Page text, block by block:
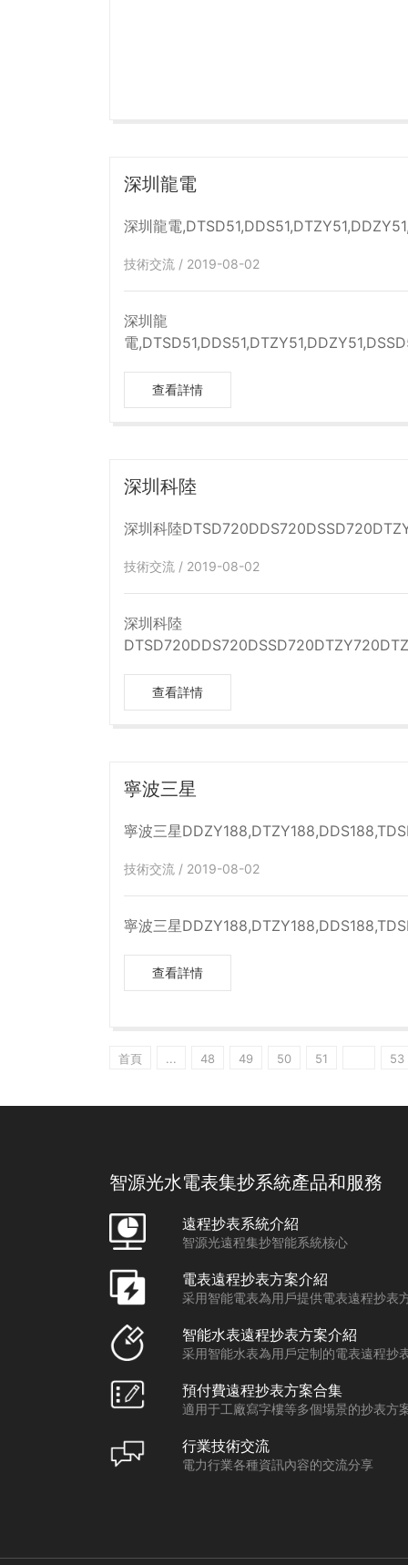
深圳龍電
技術交流 / 2019-08-02
深圳龍
電
查看詳情
深圳科陸
技術交流 / 2019-08-02
深圳科陸
查看詳情
寧波三星
寧波三星
技術交流 / 2019-08-02
寧波三星
查看詳情
首頁 ... 48 49 50 51 53
智源光水電表集抄系統產品和服務
遠程抄表系統介紹
智源光遠程集抄智能系統核心
電表遠程抄表方案介紹
采用智能電表為用戶提供電表遠程抄表
智能水表遠程抄表方案介紹
采用智能水表為用戶定制的電表遠程抄
預付費遠程抄表方案合集
適用于工廠寫字樓等多個場景的抄表方
行業技術交流
電力行業各種資訊內容的交流分享